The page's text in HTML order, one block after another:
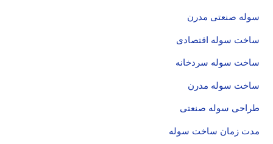
سوله صنعتی مدرن
ساخت سوله اقتصادی
ساخت سوله سردخانه
ساخت سوله مدرن
طراحی سوله صنعتی
مدت زمان ساخت سوله